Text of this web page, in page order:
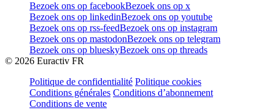
Bezoek ons op facebookBezoek ons op x
Bezoek ons op linkedinBezoek ons op youtube
Bezoek ons op rss-feedBezoek ons op instagram
Bezoek ons op mastodonBezoek ons op telegram
Bezoek ons op blueskyBezoek ons op threads
© 2026 Euractiv FR
Politique de confidentialité Politique cookies
Conditions générales Conditions d’abonnement
Conditions de vente